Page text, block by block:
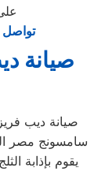
تواصل
صيانة
صيانة ديب
سامسونج مصر
يقوم بإذابة